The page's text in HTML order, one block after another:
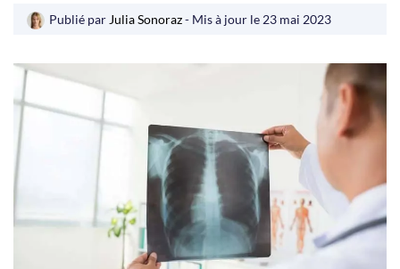
Publié par Julia Sonoraz- Mis à jour le 23 mai 2023